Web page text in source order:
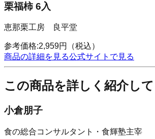
栗福柿 6入
恵那栗工房 良平堂
参考価格:2,959円
（税込）
商品の詳細を見る公式サイトで見る
この商品を詳しく紹介し
小倉朋子
食の総合コンサルタント・食輝塾主宰